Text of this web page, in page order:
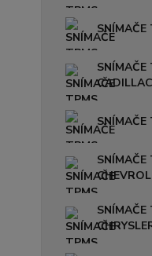
SNÍMAČE
SNÍMAČE
CADILLAC
SNÍMAČE
SNÍMAČE
SNÍMAČE